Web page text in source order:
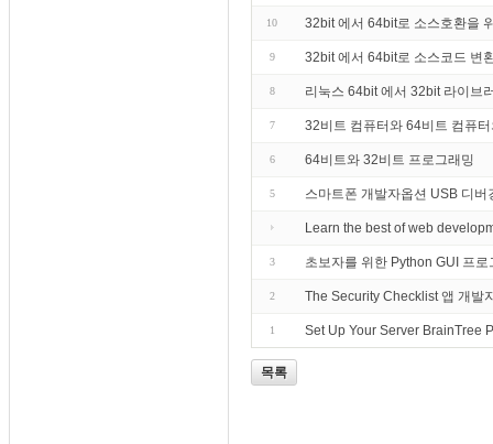
10 32bit 에서 64bit로 소스호환을
9 32bit 에서 64bit로 소스코드 변
8 리눅스 64bit 에서 32bit 라이브
7 32비트 컴퓨터와 64비트 컴퓨
6 64비트와 32비트 프로그래밍
5 스마트폰 개발자옵션 USB 디버
Learn the best of web
3 초보자를 위한 Python GUI 프
2 The Security Checklist 앱 개발
1 Set Up Your Server BrainTree
목록